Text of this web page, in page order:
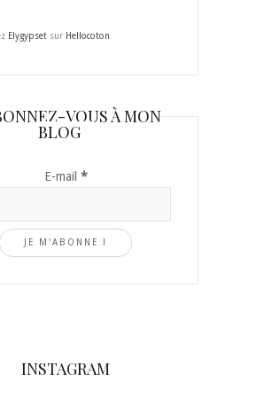
Elygypset sur Hellocoton
VOUS À MON
BLOG
E-mail *
INSTAGRAM